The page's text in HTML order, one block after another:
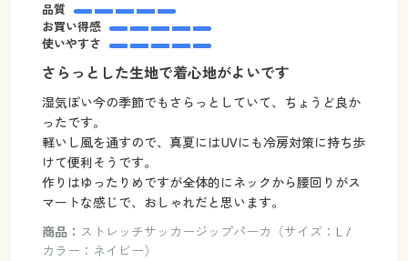
品質
お買い得感
使いやすさ
さらっとした生地で着心地がよいです
湿気ぽい今の季節でもさらっとしていて、ちょうど良か
ったです。
軽いし風を通すので、真夏にはUVにも冷房対策に持ち歩
けて便利そうです。
作りはゆったりめですが全体的にネックから腰回りがス
マートな感じで、おしゃれだと思います。
商品： ストレッチサッカージップパーカ（サイズ：L /
カラー：ネイビー）